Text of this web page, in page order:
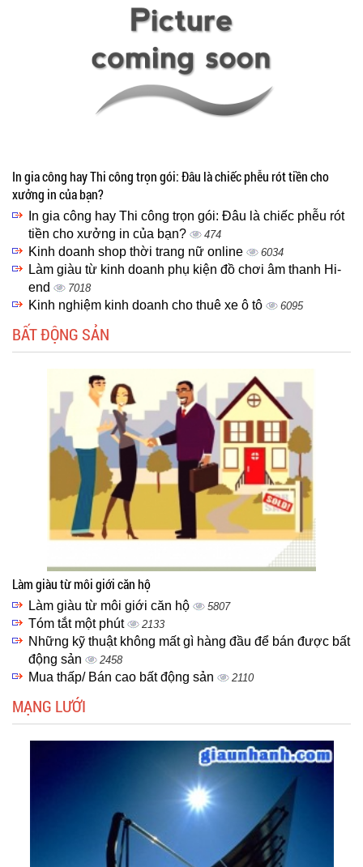
In gia công hay Thi công trọn gói: Đâu là chiếc phễu rót tiền cho
xưởng in của bạn?
In gia công hay Thi công trọn gói: Đâu là chiếc phễu rót
tiền cho xưởng in của bạn?
474
Kinh doanh shop thời trang nữ online 6034
Làm giàu từ kinh doanh phụ kiện đồ chơi âm thanh Hi-
end
7018
Kinh nghiệm kinh doanh cho thuê xe ô tô 6095
BẤT ĐỘNG SẢN
Làm giàu từ môi giới căn hộ
Làm giàu từ môi giới căn hộ 5807
Tóm tắt một phút 2133
Những kỹ thuật không mất gì hàng đầu để bán được bất
động sản
2458
Mua thấp/ Bán cao bất động sản 2110
MẠNG LƯỚI